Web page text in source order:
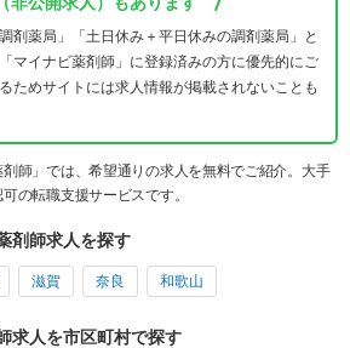
剤薬局」「土日休み＋平日休みの調剤薬局」と
マイナビ薬剤師」に登録済みの方に優先的にご
ためサイトには求人情報が掲載されないことも
師」では、希望通りの求人を無料でご紹介。大手
の転職支援サービスです。
剤師求人を探す
滋賀 奈良 和歌山
求人を市区町村で探す